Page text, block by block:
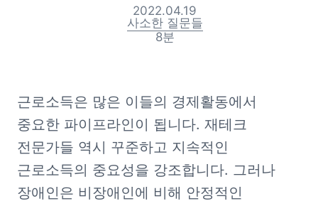
2022.04.19
사소한 질문들
8분
근로소득은 많은 이들의 경제활동에서
중요한 파이프라인이 됩니다. 재테크
전문가들 역시 꾸준하고 지속적인
근로소득의 중요성을 강조합니다. 그러나
장애인은 비장애인에 비해 안정적인